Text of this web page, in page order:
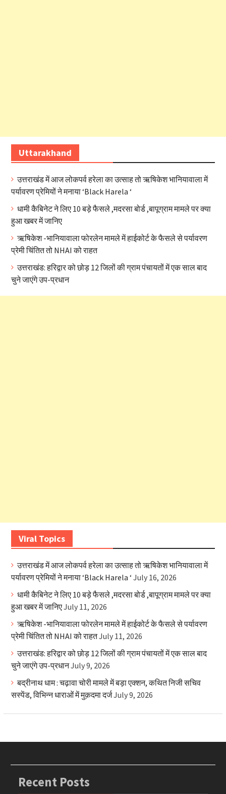
Uttarakhand
उत्तराखंड में आज लोकपर्व हरेला का उत्साह तो ऋषिकेश भानियावाला में
पर्यावरण प्रेमियों ने मनाया ‘Black Harela ‘
धामी कैबिनेट ने लिए 10 बड़े फैसले ,मदरसा बोर्ड ,बापूग्राम मामले पर क्या
हुआ खबर में जानिए
ऋषिकेश -भानियावाला फोरलेन मामले में हाईकोर्ट के फैसले से पर्यावरण
प्रेमी चिंतित तो NHAI को राहत
उत्तराखंड: हरिद्वार को छोड़ 12 जिलों की ग्राम पंचायतों में एक साल बाद
चुने जाएंगे उप-प्रधान
Viral Topics
उत्तराखंड में आज लोकपर्व हरेला का उत्साह तो ऋषिकेश भानियावाला में
पर्यावरण प्रेमियों ने मनाया ‘Black Harela ‘ July 16, 2026
धामी कैबिनेट ने लिए 10 बड़े फैसले ,मदरसा बोर्ड ,बापूग्राम मामले पर क्या
हुआ खबर में जानिएJuly 11, 2026
ऋषिकेश -भानियावाला फोरलेन मामले में हाईकोर्ट के फैसले से पर्यावरण
प्रेमी चिंतित तो NHAI को राहतJuly 11, 2026
उत्तराखंड: हरिद्वार को छोड़ 12 जिलों की ग्राम पंचायतों में एक साल बाद
चुने जाएंगे उप-प्रधानJuly 9, 2026
बद्रीनाथ धाम : चढ़ावा चोरी मामले में बड़ा एक्शन, कथित निजी सचिव
सस्पेंड, विभिन्न धाराओं में मुक़दमा दर्जJuly 9, 2026
Recent Posts